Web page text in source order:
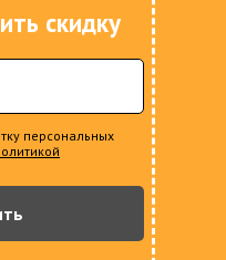
скидку
персональных